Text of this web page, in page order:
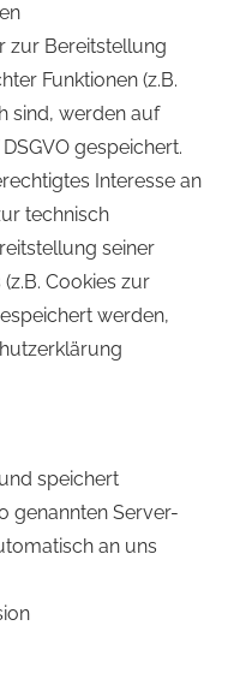
zur Bereitstellung
Funktionen (z.B.
sind, werden auf
gespeichert.
Interesse an
technisch
seiner
Cookies zur
werden,
speichert
genannten Server-
an uns